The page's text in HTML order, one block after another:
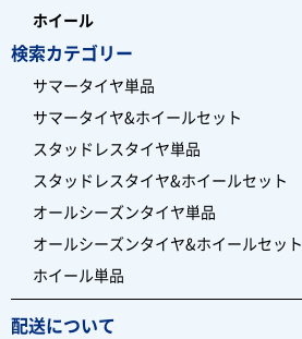
ホイール
検索カテゴリー
サマータイヤ単品
サマータイヤ&ホイールセット
スタッドレスタイヤ単品
スタッドレスタイヤ&ホイールセット
オールシーズンタイヤ単品
オールシーズンタイヤ&ホイールセット
ホイール単品
配送について